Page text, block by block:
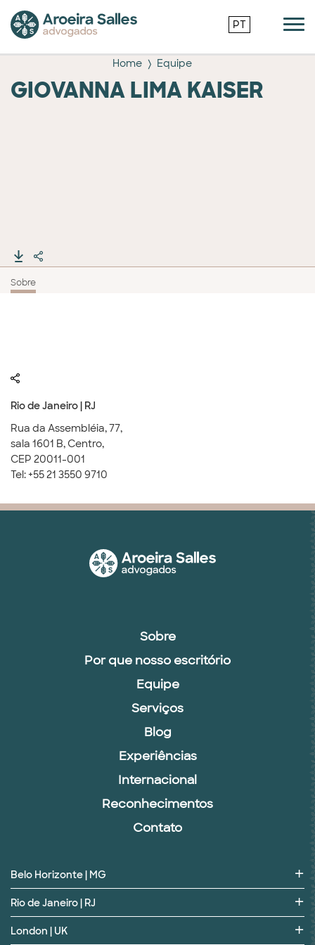
PT
Home Equipe
GIOVANNA LIMA KAISER
Sobre
Rio de Janeiro | RJ
Rua da Assembléia, 77,
sala 1601 B, Centro,
CEP 20011-001
Tel: +55 21 3550 9710
Sobre
Por que nosso escritório
Equipe
Serviços
Blog
Experiências
Internacional
Reconhecimentos
Contato
Belo Horizonte | MG
Rio de Janeiro | RJ
London | UK